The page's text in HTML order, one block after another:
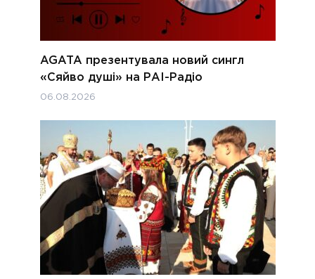
AGATA презентувала новий сингл
«Сяйво душі» на РАІ-Радіо
06.08.2026